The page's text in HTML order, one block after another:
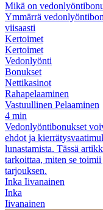
Mikä on
Ymmärrä
viisaasti
Kertoimet
Kertoimet
Vedonlyönti
Bonukset
Nettikasinot
Rahapelaaminen
Vastuullinen Pelaaminen
4 min
Vedonlyöntibonukset
ehdot ja
lunastamista. Tässä
tarkoittaa, miten se
tarjouksen.
Inka Iivanainen
Inka
Iivanainen